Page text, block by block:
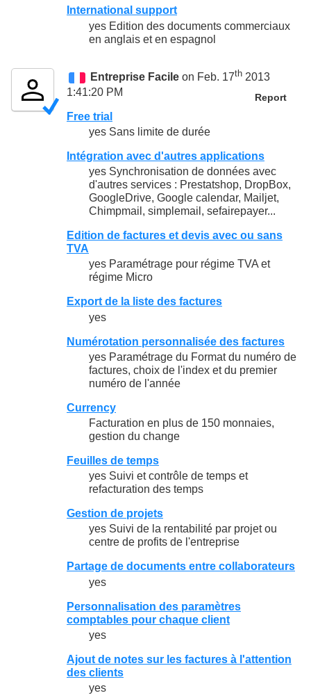
International support
yes Edition des documents commerciaux
en anglais et en espagnol
Entreprise Facile on Feb. 17th 2013
1:41:20 PM
Report
Free trial
yes Sans limite de durée
Intégration avec d'autres applications
yes Synchronisation de données avec
d'autres services : Prestatshop, DropBox,
GoogleDrive, Google calendar, Mailjet,
Chimpmail, simplemail, sefairepayer...
Edition de factures et devis avec ou sans
TVA
yes Paramétrage pour régime TVA et
régime Micro
Export de la liste des factures
yes
Numérotation personnalisée des factures
yes Paramétrage du Format du numéro de
factures, choix de l'index et du premier
numéro de l'année
Currency
Facturation en plus de 150 monnaies,
gestion du change
Feuilles de temps
yes Suivi et contrôle de temps et
refacturation des temps
Gestion de projets
yes Suivi de la rentabilité par projet ou
centre de profits de l'entreprise
Partage de documents entre collaborateurs
yes
Personnalisation des paramètres
comptables pour chaque client
yes
Ajout de notes sur les factures à l'attention
des clients
yes